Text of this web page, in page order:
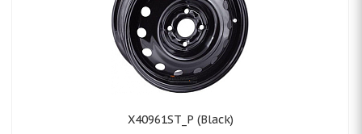
X40961ST_P (Black)